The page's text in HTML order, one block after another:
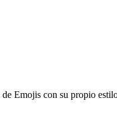
de Emojis con su propio